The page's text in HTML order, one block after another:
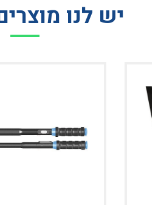
יש לנו